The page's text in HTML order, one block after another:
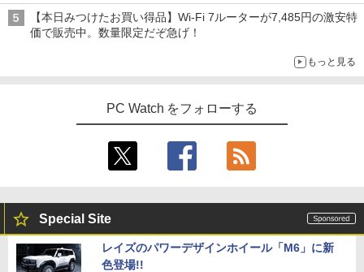
【本日みつけたお買い得品】Wi-Fi 7ルーターが7,485円の激安特
価で販売中。数量限定だぞ急げ！
もっと見る
PC Watch をフォローする
Special Site
レイズのパワーデザインホイール「M6」に新
色登場!!